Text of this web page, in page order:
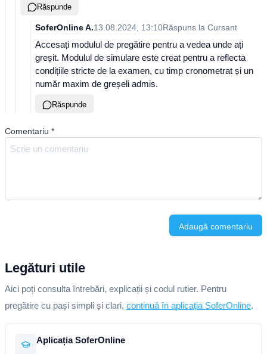
Răspunde
SoferOnline A.13.08.2024, 13:10Răspuns la Cursant
Accesați modulul de pregătire pentru a vedea unde ați
greșit. Modulul de simulare este creat pentru a reflecta
condițiile stricte de la examen, cu timp cronometrat și un
număr maxim de greșeli admis.
Răspunde
Comentariu *
Adaugă comentariu
Legături utile
Aici poți consulta întrebări, explicații și codul rutier. Pentru
pregătire cu pași simpli și clari, continuă în aplicația SoferOnline.
Aplicația SoferOnline